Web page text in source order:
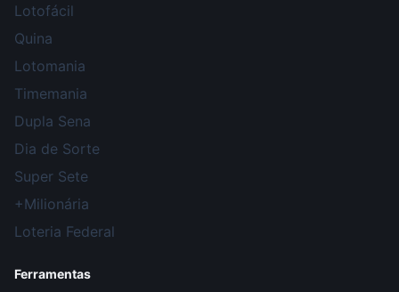
Lotofácil
Quina
Lotomania
Timemania
Dupla Sena
Dia de Sorte
Super Sete
+Milionária
Loteria Federal
Ferramentas